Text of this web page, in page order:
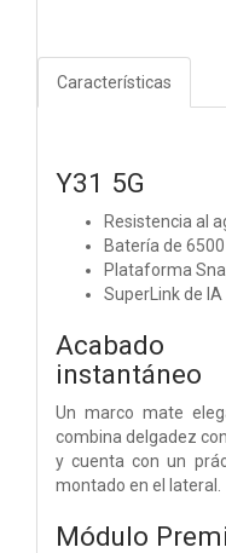
Características
Y31 5G
Resistencia al
Batería de
Plataforma
SuperLink de IA
Acabado
instantáneo
Un marco mate
combina delgadez
y cuenta con un
montado en el lateral.
Módulo